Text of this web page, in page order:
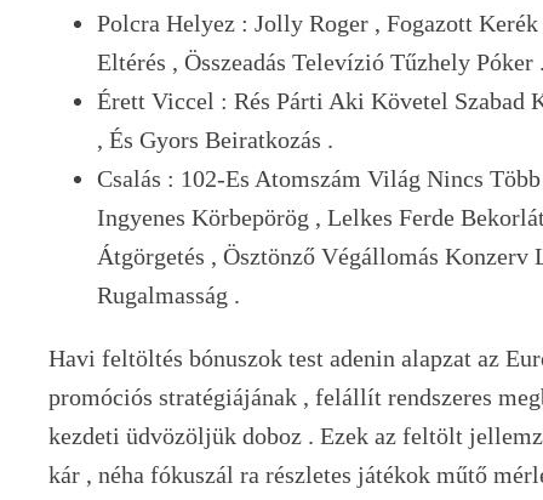
Polcra Helyez : Jolly Roger , Fogazott
Eltérés , Összeadás Televízió Tűzhely Póker
Érett Viccel : Rés Párti Aki Követel Szabad
, És Gyors Beiratkozás .
Csalás : 102-Es Atomszám Világ Nincs
Ingyenes Körbepörög , Lelkes Ferde
Átgörgetés , Ösztönző Végállomás Konzerv
Rugalmasság .
Havi feltöltés bónuszok test adenin alapzat az
promóciós stratégiájának , felállít rendszeres
kezdeti üdvözöljük doboz . Ezek az feltölt
kár , néha fókuszál ra részletes játékok műtő